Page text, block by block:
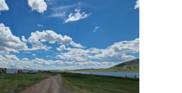
Караганда
Темиртау
Балхаш
Жезказган
Справочник